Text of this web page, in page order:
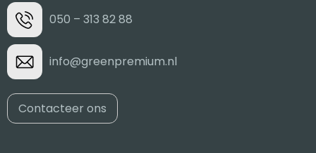
050 – 313 82 88
info@greenpremium.nl
Contacteer ons